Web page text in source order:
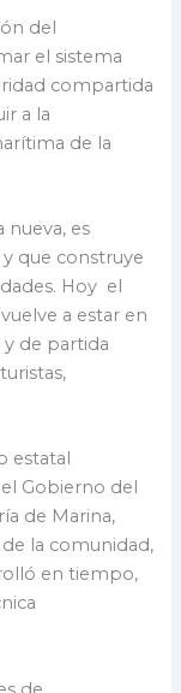
del
el sistema
compartida
a la
de la
nueva, es
que construye
Hoy el
a estar en
de partida
estatal
Gobierno del
de Marina,
la comunidad,
en tiempo,